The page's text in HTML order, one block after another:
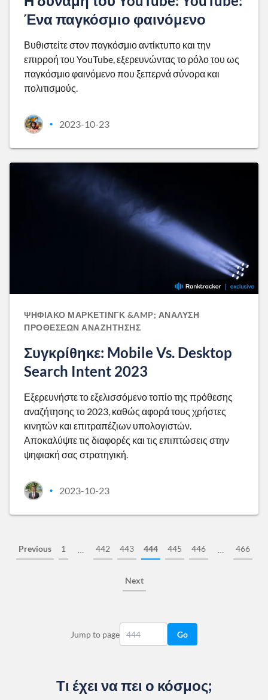
Ένα παγκόσμιο φαινόμενο
Βυθιστείτε στον παγκόσμιο αντίκτυπο και την
επιρροή του YouTube, εξερευνώντας το ρόλο του ως
παγκόσμιο φαινόμενο που ξεπερνά σύνορα και
πολιτισμούς.
• 2023-10-23
ΨΗΦΙΑΚΌ ΜΆΡΚΕΤΙΝΓΚ &AMP; ΑΝΆΛΥΣΗ
ΠΡΟΘΈΣΕΩΝ ΑΝΑΖΉΤΗΣΗΣ
Συγκρίθηκε: Mobile Vs. Desktop
Search Intent 2023
Εξερευνήστε το εξελισσόμενο τοπίο της πρόθεσης
αναζήτησης το 2023, καθώς αφορά τους χρήστες
κινητών και επιτραπέζιων υπολογιστών.
Αποκαλύψτε τις διαφορές και τις επιπτώσεις στην
ψηφιακή σας στρατηγική.
• 2023-10-23
Previous 1 … 442 443 444 445 446 … 466
Next
Jump to page Go
Τι έχει να πει ο κόσμος;